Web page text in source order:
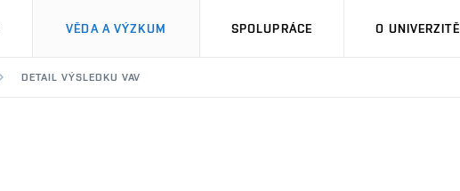
VĚDA A VÝZKUM SPOLUPRÁCE O UNIVERZITĚ
DETAIL VÝSLEDKU VAV